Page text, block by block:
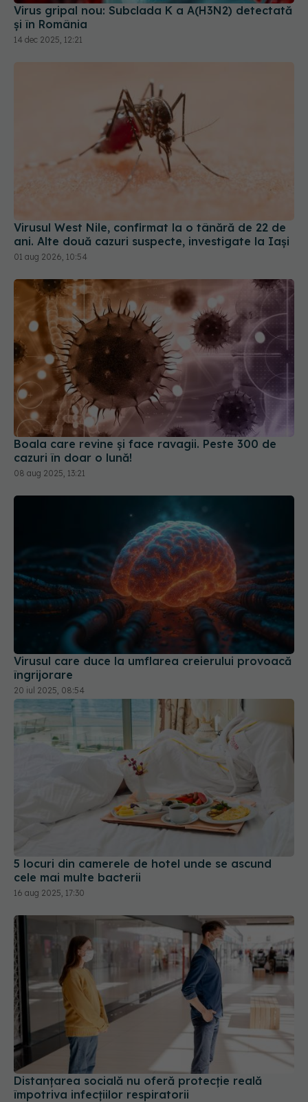
Virus gripal nou: Subclada K a A(H3N2) detectată
și în România
14 dec 2025, 12:21
Virusul West Nile, confirmat la o tânără de 22 de
ani. Alte două cazuri suspecte, investigate la Iași
01 aug 2026, 10:54
Boala care revine și face ravagii. Peste 300 de
cazuri în doar o lună!
08 aug 2025, 13:21
Virusul care duce la umflarea creierului provoacă
îngrijorare
20 iul 2025, 08:54
5 locuri din camerele de hotel unde se ascund
cele mai multe bacterii
16 aug 2025, 17:30
Distanțarea socială nu oferă protecție reală
împotriva infecțiilor respiratorii